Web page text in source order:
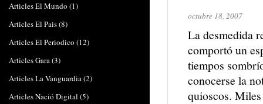
octubre 18, 2007
La desmedida
comportó un
tiempos
conocerse la
quioscos.
Articles El Mundo (1)
Articles El Pais(8)
Articles El Periodico (12)
Articles Gara(3)
Articles La Vanguardia(2)
Articles Nació Digital (5)